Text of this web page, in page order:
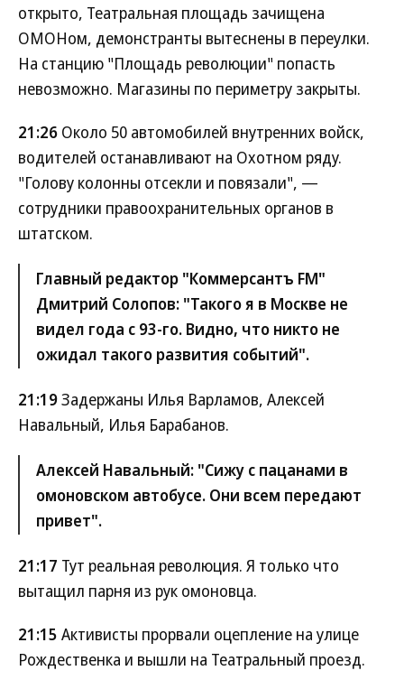
открыто, Театральная площадь зачищена
ОМОНом, демонстранты вытеснены в переулки.
На станцию "Площадь революции" попасть
невозможно. Магазины по периметру закрыты.
21:26 Около 50 автомобилей внутренних войск,
водителей останавливают на Охотном ряду.
"Голову колонны отсекли и повязали", —
сотрудники правоохранительных органов в
штатском.
Главный редактор "Коммерсантъ FM"
Дмитрий Солопов: "Такого я в Москве не
видел года с 93-го. Видно, что никто не
ожидал такого развития событий".
21:19Задержаны Илья Варламов, Алексей
Навальный, Илья Барабанов.
Алексей Навальный: "Сижу с пацанами в
омоновском автобусе. Они всем передают
привет".
21:17 Тут реальная революция. Я только что
вытащил парня из рук омоновца.
21:15 Активисты прорвали оцепление на улице
Рождественка и вышли на Театральный проезд.